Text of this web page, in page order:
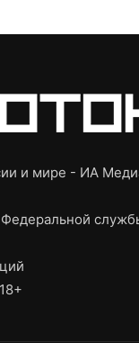
и мире - ИА